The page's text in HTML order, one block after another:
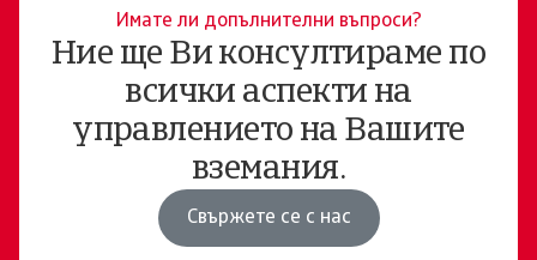
Имате ли допълнителни въпроси?
Ние ще Ви консултираме по
всички аспекти на
управлението на Вашите
вземания.
Свържете се с нас